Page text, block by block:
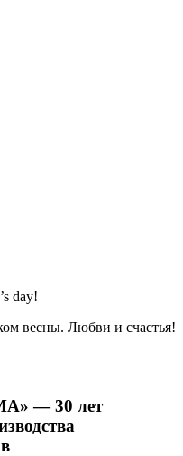
day!
весны. Любви и счастья!
— 30 лет